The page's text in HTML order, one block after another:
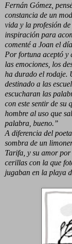
Fernán Gómez,
constancia de un
vida y la profesión de
inspiración para
comenté a Joan el
Por fortuna aceptó y
las emociones, los
ha durado el rodaje.
destinado a las
escucharan las
con este sentir de su
hombre al uso que
palabra, bueno.”
A diferencia del
sombra de un
Tarifa, y su amor por
cerillas con la que
jugaban en la playa